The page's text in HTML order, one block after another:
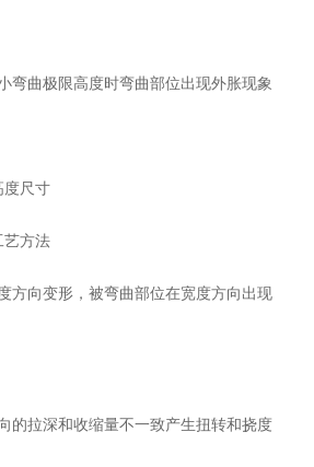
曲极限高度时弯曲部位出现外胀现象
尺寸
方法
向变形，被弯曲部位在宽度方向出现
拉深和收缩量不一致产生扭转和挠度